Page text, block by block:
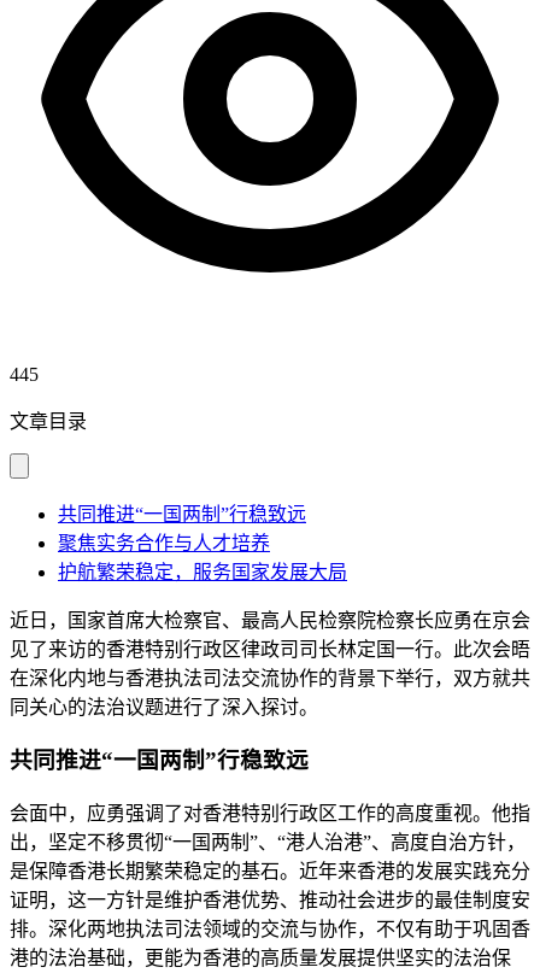
445
文章目录
共同推进“一国两制”行稳致远
聚焦实务合作与人才培养
护航繁荣稳定，服务国家发展大局
近日，国家首席大检察官、最高人民检察院检察长应勇在京会
见了来访的香港特别行政区律政司司长林定国一行。此次会晤
在深化内地与香港执法司法交流协作的背景下举行，双方就共
同关心的法治议题进行了深入探讨。
共同推进“一国两制”行稳致远
会面中，应勇强调了对香港特别行政区工作的高度重视。他指
出，坚定不移贯彻“一国两制”、“港人治港”、高度自治方针，
是保障香港长期繁荣稳定的基石。近年来香港的发展实践充分
证明，这一方针是维护香港优势、推动社会进步的最佳制度安
排。深化两地执法司法领域的交流与协作，不仅有助于巩固香
港的法治基础，更能为香港的高质量发展提供坚实的法治保